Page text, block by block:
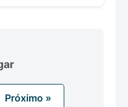
Próximo »